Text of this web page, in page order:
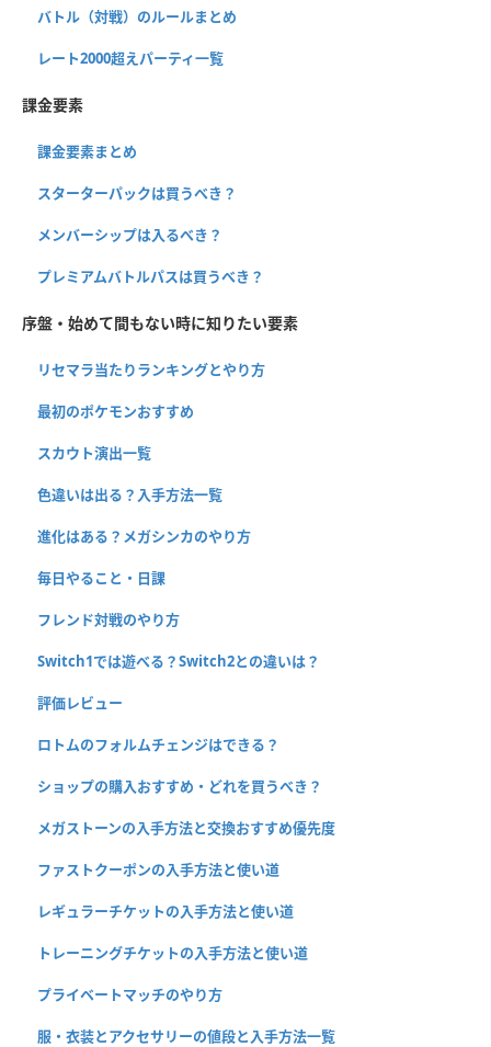
バトル（対戦）のルールまとめ
レート2000超えパーティ一覧
課金要素
課金要素まとめ
スターターパックは買うべき？
メンバーシップは入るべき？
プレミアムバトルパスは買うべき？
序盤・始めて間もない時に知りたい要素
リセマラ当たりランキングとやり方
最初のポケモンおすすめ
スカウト演出一覧
色違いは出る？入手方法一覧
進化はある？メガシンカのやり方
毎日やること・日課
フレンド対戦のやり方
Switch1では遊べる？Switch2との違いは？
評価レビュー
ロトムのフォルムチェンジはできる？
ショップの購入おすすめ・どれを買うべき？
メガストーンの入手方法と交換おすすめ優先度
ファストクーポンの入手方法と使い道
レギュラーチケットの入手方法と使い道
トレーニングチケットの入手方法と使い道
プライベートマッチのやり方
服・衣装とアクセサリーの値段と入手方法一覧